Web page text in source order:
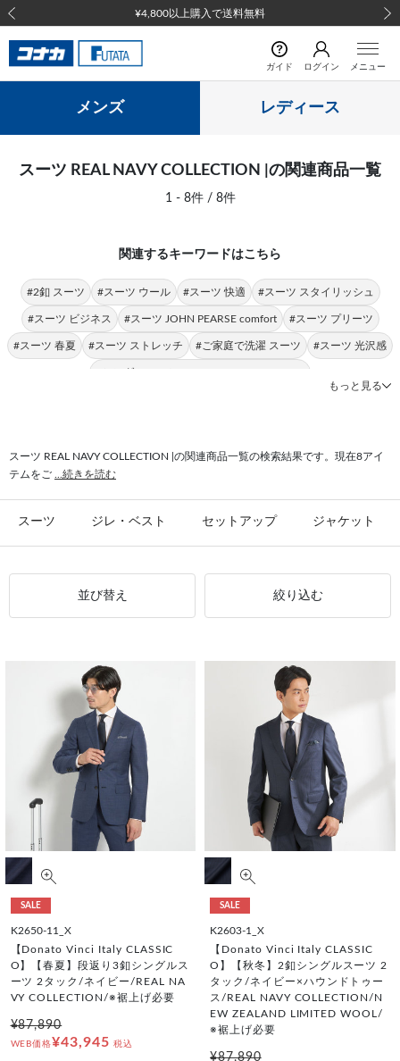
¥4,800以上購入で送料無料
前の画像
ガイド ログイン メニュー
メンズ レディース
スーツ REAL NAVY COLLECTION |の関連商品一覧
1 - 8件 / 8件
関連するキーワードはこちら
#2釦 スーツ #スーツ ウール #スーツ 快適 #スーツ スタイリッシュ
#スーツ ビジネス #スーツ JOHN PEARSE comfort #スーツ プリーツ
#スーツ 春夏 #スーツ ストレッチ #ご家庭で洗濯 スーツ #スーツ 光沢感
#シングルスーツ REAL NAVY COLLECTION
もっと見る
スーツ REAL NAVY COLLECTION |の関連商品一覧の検索結果です。現在8アイ
テムをご
...続きを読む
スーツ ジレ・ベスト セットアップ ジャケット
並び替え 絞り込む
SALE
K2650-11_X
【Donato Vinci Italy CLASSIC
O】【春夏】段返り3釦シングルス
ーツ 2タック/ネイビー/REAL NA
VY COLLECTION/※裾上げ必要
¥87,890
WEB価格¥43,945 税込
SALE
K2603-1_X
【Donato Vinci Italy CLASSIC
O】【秋冬】2釦シングルスーツ 2
タック/ネイビー×ハウンドトゥー
ス/REAL NAVY COLLECTION/N
EW ZEALAND LIMITED WOOL/
※裾上げ必要
¥87,890